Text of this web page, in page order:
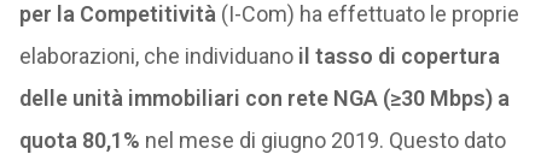
per la Competitività (I-Com) ha effettuato le proprie
elaborazioni, che individuanoil tasso di copertura
delle unità immobiliari con rete NGA (≥30 Mbps) a
quota 80,1% nel mese di giugno 2019. Questo dato